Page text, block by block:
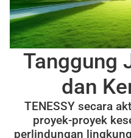
Tanggung
dan
TENESSY secara
proyek-proyek
perlindungan